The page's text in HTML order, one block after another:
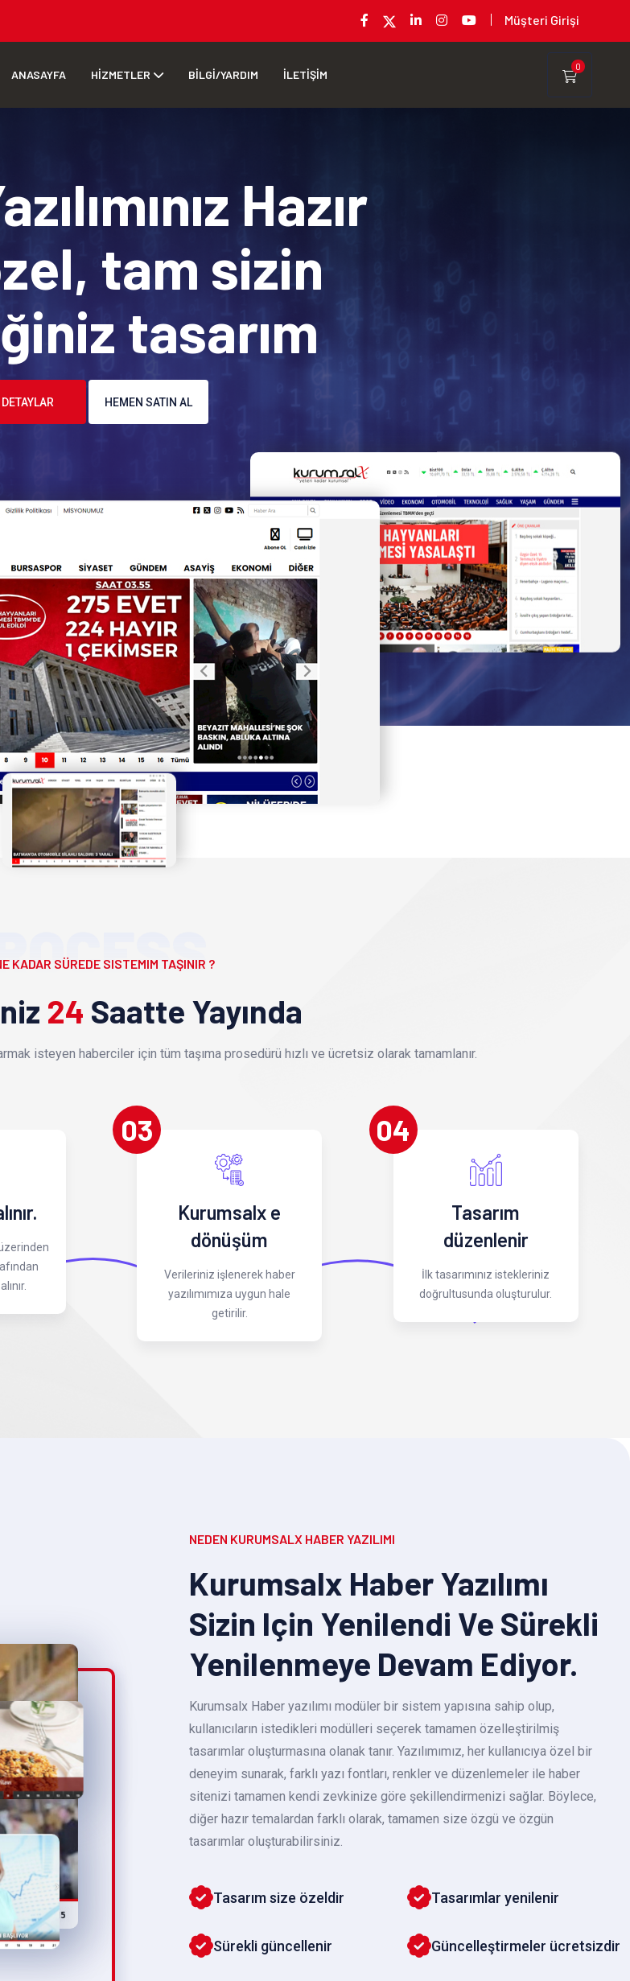
Müşteri Girişi
ANASAYFA HİZMETLER BİLGİ/YARDIM İLETİŞİM
0
Hazır
tam sizin
tasarım
DETAYLAR HEMEN SATIN AL
KADAR SÜREDE SISTEMIM TAŞINIR ?
24 Saatte Yayında
isteyen haberciler için tüm taşıma prosedürü hızlı ve ücretsiz olarak tamamlanır.
03
Kurumsalx e
dönüşüm
Verileriniz işlenerek haber
yazılımımıza uygun hale
getirilir.
04
Tasarım
düzenlenir
İlk tasarımınız istekleriniz
doğrultusunda oluşturulur.
NEDEN KURUMSALX HABER YAZILIMI
Kurumsalx Haber Yazılımı
Sizin Için Yenilendi Ve Sürekli
Yenilenmeye Devam Ediyor.
Kurumsalx Haber yazılımı modüler bir sistem yapısına sahip olup,
kullanıcıların istedikleri modülleri seçerek tamamen özelleştirilmiş
tasarımlar oluşturmasına olanak tanır. Yazılımımız, her kullanıcıya özel bir
deneyim sunarak, farklı yazı fontları, renkler ve düzenlemeler ile haber
sitenizi tamamen kendi zevkinize göre şekillendirmenizi sağlar. Böylece,
diğer hazır temalardan farklı olarak, tamamen size özgü ve özgün
tasarımlar oluşturabilirsiniz.
Tasarım size özeldir
Sürekli güncellenir
Tasarımlar yenilenir
Güncelleştirmeler ücretsizdir